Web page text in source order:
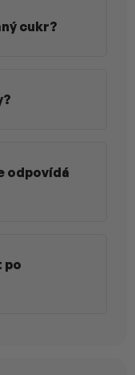
cukr?
odpovídá
po